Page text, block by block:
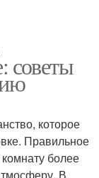
советы
которое
Правильное
более